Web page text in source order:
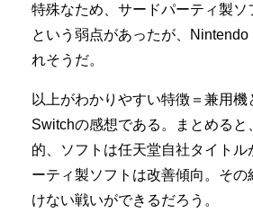
特殊なため、サードパーティ製ソ
という弱点があったが、Nintendo
れそうだ。
以上がわかりやすい特徴＝兼用
Switchの感想である。まとめると
的、ソフトは任天堂自社タイトル
ーティ製ソフトは改善傾向。その
けない戦いができるだろう。